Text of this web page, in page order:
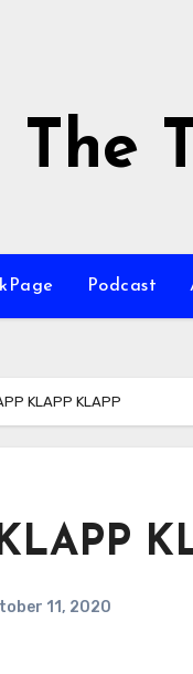
The
Podcast
KLAPP KLAPP
11, 2020